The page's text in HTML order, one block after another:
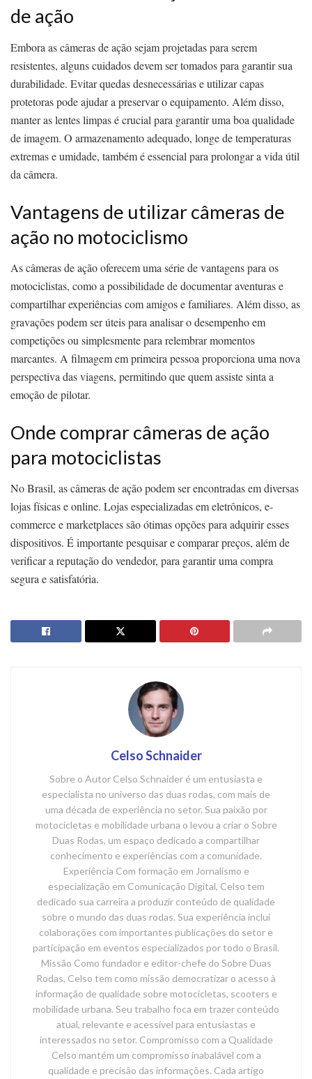
de ação
Embora as câmeras de ação sejam projetadas para serem
resistentes, alguns cuidados devem ser tomados para garantir sua
durabilidade. Evitar quedas desnecessárias e utilizar capas
protetoras pode ajudar a preservar o equipamento. Além disso,
manter as lentes limpas é crucial para garantir uma boa qualidade
de imagem. O armazenamento adequado, longe de temperaturas
extremas e umidade, também é essencial para prolongar a vida útil
da câmera.
Vantagens de utilizar câmeras de
ação no motociclismo
As câmeras de ação oferecem uma série de vantagens para os
motociclistas, como a possibilidade de documentar aventuras e
compartilhar experiências com amigos e familiares. Além disso, as
gravações podem ser úteis para analisar o desempenho em
competições ou simplesmente para relembrar momentos
marcantes. A filmagem em primeira pessoa proporciona uma nova
perspectiva das viagens, permitindo que quem assiste sinta a
emoção de pilotar.
Onde comprar câmeras de ação
para motociclistas
No Brasil, as câmeras de ação podem ser encontradas em diversas
lojas físicas e online. Lojas especializadas em eletrônicos, e-
commerce e marketplaces são ótimas opções para adquirir esses
dispositivos. É importante pesquisar e comparar preços, além de
verificar a reputação do vendedor, para garantir uma compra
segura e satisfatória.
Celso Schnaider
Sobre o Autor Celso Schnaider é um entusiasta e
especialista no universo das duas rodas, com mais de
uma década de experiência no setor. Sua paixão por
motocicletas e mobilidade urbana o levou a criar o Sobre
Duas Rodas, um espaço dedicado a compartilhar
conhecimento e experiências com a comunidade.
Experiência Com formação em Jornalismo e
especialização em Comunicação Digital, Celso tem
dedicado sua carreira a produzir conteúdo de qualidade
sobre o mundo das duas rodas. Sua experiência inclui
colaborações com importantes publicações do setor e
participação em eventos especializados por todo o Brasil.
Missão Como fundador e editor-chefe do Sobre Duas
Rodas, Celso tem como missão democratizar o acesso à
informação de qualidade sobre motocicletas, scooters e
mobilidade urbana. Seu trabalho foca em trazer conteúdo
atual, relevante e acessível para entusiastas e
interessados no setor. Compromisso com a Qualidade
Celso mantém um compromisso inabalável com a
qualidade e precisão das informações. Cada artigo